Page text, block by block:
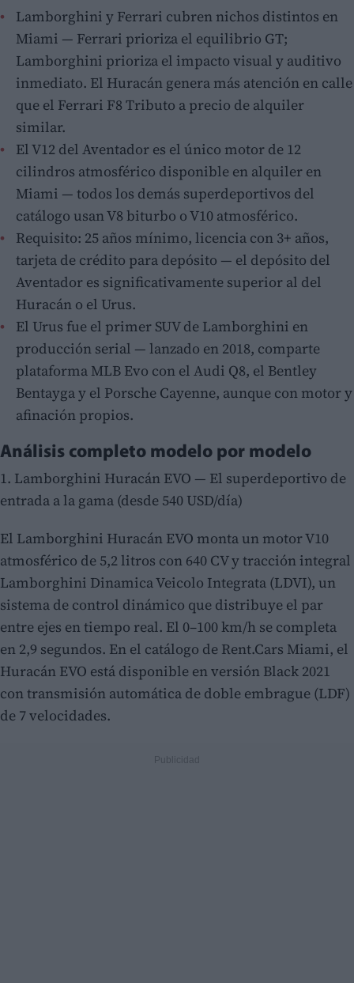
Lamborghini y Ferrari cubren nichos distintos en
Miami — Ferrari prioriza el equilibrio GT;
Lamborghini prioriza el impacto visual y auditivo
inmediato. El Huracán genera más atención en calle
que el Ferrari F8 Tributo a precio de alquiler
similar.
El V12 del Aventador es el único motor de 12
cilindros atmosférico disponible en alquiler en
Miami — todos los demás superdeportivos del
catálogo usan V8 biturbo o V10 atmosférico.
Requisito: 25 años mínimo, licencia con 3+ años,
tarjeta de crédito para depósito — el depósito del
Aventador es significativamente superior al del
Huracán o el Urus.
El Urus fue el primer SUV de Lamborghini en
producción serial — lanzado en 2018, comparte
plataforma MLB Evo con el Audi Q8, el Bentley
Bentayga y el Porsche Cayenne, aunque con motor y
afinación propios.
Análisis completo modelo por modelo
1. Lamborghini Huracán EVO — El superdeportivo de
entrada a la gama (desde 540 USD/día)
El Lamborghini Huracán EVO monta un motor V10
atmosférico de 5,2 litros con 640 CV y tracción integral
Lamborghini Dinamica Veicolo Integrata (LDVI), un
sistema de control dinámico que distribuye el par
entre ejes en tiempo real. El 0–100 km/h se completa
en 2,9 segundos. En el catálogo de Rent.Cars Miami, el
Huracán EVO está disponible en versión Black 2021
con transmisión automática de doble embrague (LDF)
de 7 velocidades.